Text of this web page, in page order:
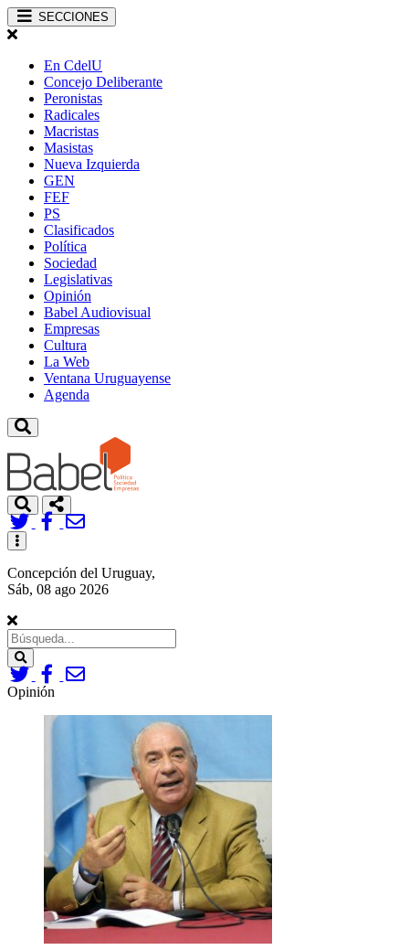
SECCIONES
En CdelU
Concejo Deliberante
Peronistas
Radicales
Macristas
Masistas
Nueva Izquierda
GEN
FEF
PS
Clasificados
Política
Sociedad
Legislativas
Opinión
Babel Audiovisual
Empresas
Cultura
La Web
Ventana Uruguayense
Agenda
Toggle
navigation
Concepción del Uruguay,
Sáb, 08 ago 2026
Search
Opinión